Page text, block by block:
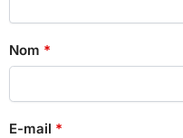
Nom *
E-mail *